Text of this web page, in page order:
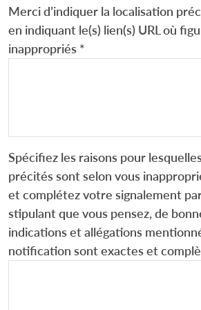
Merci d’indiquer la localisation
en indiquant le(s) lien(s) URL où
inappropriés *
Spécifiez les raisons pour
précités sont selon vous
et complétez votre signalement
stipulant que vous pensez, de
indications et allégations
notification sont exactes et